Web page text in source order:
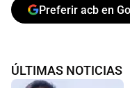
Preferir acb en
ÚLTIMAS NOTICIAS